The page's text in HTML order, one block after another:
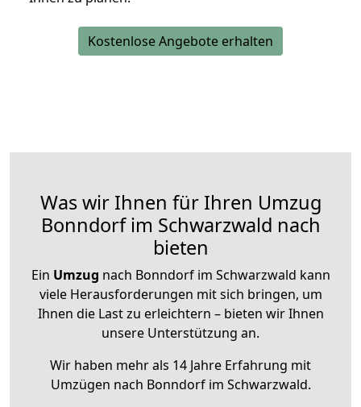
Kostenlose Angebote erhalten
Was wir Ihnen für Ihren Umzug
Bonndorf im Schwarzwald nach
bieten
Ein Umzug nach Bonndorf im Schwarzwald kann
viele Herausforderungen mit sich bringen, um
Ihnen die Last zu erleichtern – bieten wir Ihnen
unsere Unterstützung an.
Wir haben mehr als 14 Jahre Erfahrung mit
Umzügen nach Bonndorf im Schwarzwald.